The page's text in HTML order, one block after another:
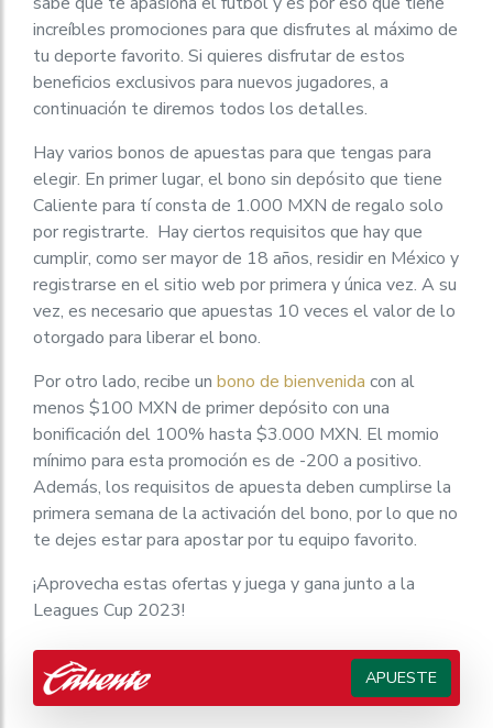
increíbles promociones para que disfrutes al máximo de
tu deporte favorito. Si quieres disfrutar de estos
beneficios exclusivos para nuevos jugadores, a
continuación te diremos todos los detalles.
Hay varios bonos de apuestas para que tengas para
elegir. En primer lugar, el bono sin depósito que tiene
Caliente para tí consta de 1.000 MXN de regalo solo
por registrarte. Hay ciertos requisitos que hay que
cumplir, como ser mayor de 18 años, residir en México y
registrarse en el sitio web por primera y única vez. A su
vez, es necesario que apuestas 10 veces el valor de lo
otorgado para liberar el bono.
Por otro lado, recibe un bono de bienvenida con al
menos $100 MXN de primer depósito con una
bonificación del 100% hasta $3.000 MXN. El momio
mínimo para esta promoción es de -200 a positivo.
Además, los requisitos de apuesta deben cumplirse la
primera semana de la activación del bono, por lo que no
te dejes estar para apostar por tu equipo favorito.
¡Aprovecha estas ofertas y juega y gana junto a la
Leagues Cup 2023!
APUESTE